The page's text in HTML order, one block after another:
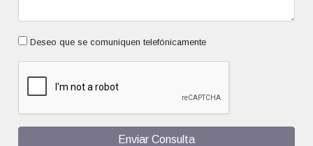
Deseo que se comuniquen telefónicamente
Enviar Consulta